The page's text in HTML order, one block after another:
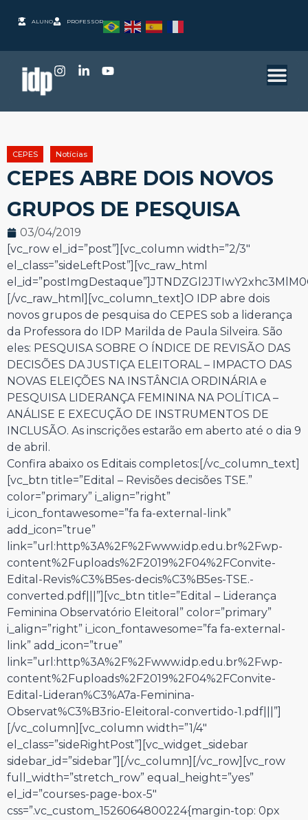
ALUNO PROFESSOR
CEPES Notícias
CEPES ABRE DOIS NOVOS
GRUPOS DE PESQUISA
03/04/2019
[vc_row el_id=”post”][vc_column width=”2/3″
el_class=”sideLeftPost”][vc_raw_html
[/vc_raw_html][vc_column_text]O IDP abre dois
novos grupos de pesquisa do CEPES sob a liderança
da Professora do IDP Marilda de Paula Silveira. São
eles: PESQUISA SOBRE O ÍNDICE DE REVISÃO DAS
DECISÕES DA JUSTIÇA ELEITORAL – IMPACTO DAS
NOVAS ELEIÇÕES NA INSTÂNCIA ORDINÁRIA e
PESQUISA LIDERANÇA FEMININA NA POLÍTICA –
ANÁLISE E EXECUÇÃO DE INSTRUMENTOS DE
INCLUSÃO. As inscrições estarão em aberto até o dia 9
de abril.
Confira abaixo os Editais completos: [/vc_column_text]
[vc_btn title=”Edital – Revisões decisões TSE.”
color=”primary” i_align=”right”
i_icon_fontawesome=”fa fa-external-link”
add_icon=”true”
link=”url:http%3A%2F%2Fwww.idp.edu.br%2Fwp-
content%2Fuploads%2F2019%2F04%2FConvite-
Edital-Revis%C3%B5es-decis%C3%B5es-TSE.-
converted.pdf|||”][vc_btn title=”Edital – Liderança
Feminina Observatório Eleitoral” color=”primary”
i_align=”right” i_icon_fontawesome=”fa fa-external-
link” add_icon=”true”
link=”url:http%3A%2F%2Fwww.idp.edu.br%2Fwp-
content%2Fuploads%2F2019%2F04%2FConvite-
Edital-Lideran%C3%A7a-Feminina-
Observat%C3%B3rio-Eleitoral-convertido-1.pdf|||”]
[/vc_column][vc_column width=”1/4″
el_class=”sideRightPost”][vc_widget_sidebar
sidebar_id=”sidebar”][/vc_column][/vc_row][vc_row
full_width=”stretch_row” equal_height=”yes”
el_id=”courses-page-box-5″
css=”.vc_custom_1526064800224{margin-top: 0px